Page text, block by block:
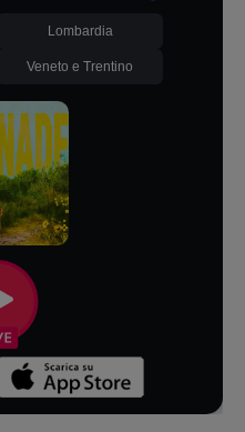
Lombardia
Veneto e Trentino